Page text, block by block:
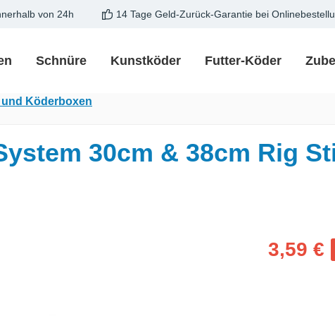
von 24h 14 Tage Geld-Zurück-Garantie bei
Schnüre Kunstköder Futter-Köder
Köderboxen
30cm & 38cm Rig
3,59 €